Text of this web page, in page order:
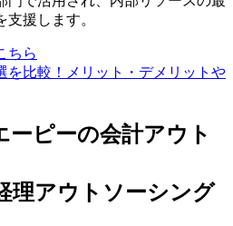
援します。
ちら
を比較！メリット・デメリットや
ーピーの会計アウト
理アウトソーシング